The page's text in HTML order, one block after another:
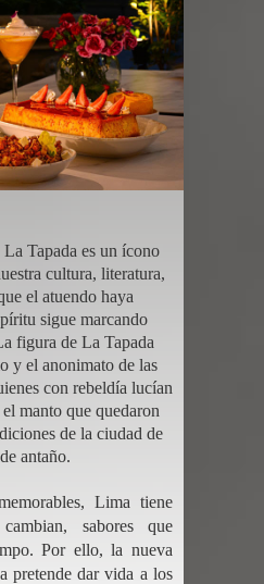
La Tapada es un ícono
cultura, literatura,
el atuendo haya
sigue marcando
figura de La Tapada
y el anonimato de las
con rebeldía lucían
manto que quedaron
de la ciudad de
antaño.
Lima tiene
sabores que
Por ello, la nueva
pretende dar vida a los